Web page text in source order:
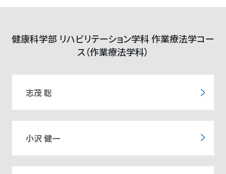
健康科学部 リハビリテーション学科 作業療法学コー
ス（作業療法学科）
志茂 聡
小沢 健一